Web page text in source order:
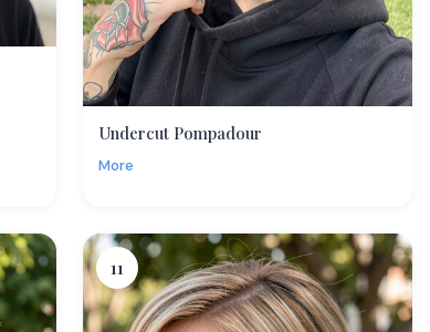
Undercut Pompadour
More
11